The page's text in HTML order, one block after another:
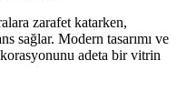
zarafet katarken,
sağlar. Modern tasarımı ve
adeta bir vitrin